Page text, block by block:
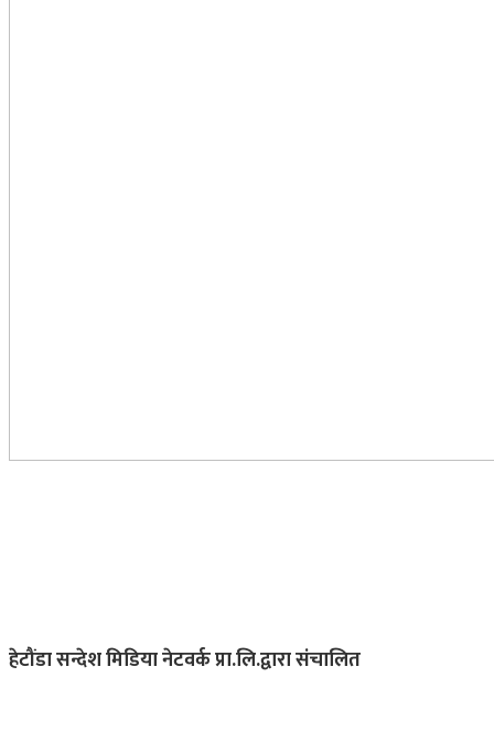
हेटौंडा सन्देश मिडिया नेटवर्क प्रा.लि.द्वारा संचालित